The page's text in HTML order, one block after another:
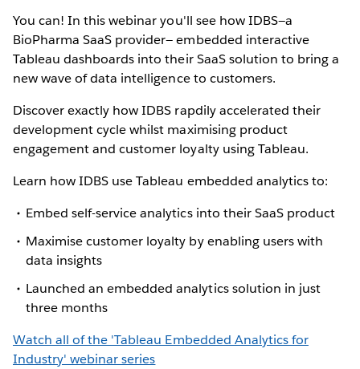
You can! In this webinar you'll see how IDBS—a
BioPharma SaaS provider— embedded interactive
Tableau dashboards into their SaaS solution to bring a
new wave of data intelligence to customers.
Discover exactly how IDBS rapdily accelerated their
development cycle whilst maximising product
engagement and customer loyalty using Tableau.
Learn how IDBS use Tableau embedded analytics to:
Embed self-service analytics into their SaaS product
Maximise customer loyalty by enabling users with
data insights
Launched an embedded analytics solution in just
three months
Watch all of the 'Tableau Embedded Analytics for
Industry' webinar series